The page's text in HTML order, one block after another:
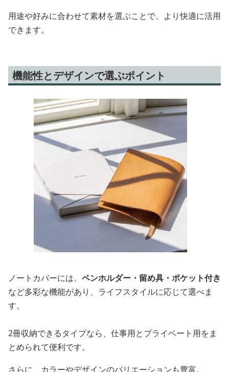
用途や好みに合わせて素材を選ぶことで、より快適に活用
できます。
機能性とデザインで選ぶポイント
ノートカバーには、 ペンホルダー・留め具・ポケット付き
など多彩な機能があり、ライフスタイルに応じて選べま
す。
2冊収納できるタイプなら、仕事用とプライベート用をま
とめられて便利です。
さらに、カラーやデザインのバリエーションも豊富。